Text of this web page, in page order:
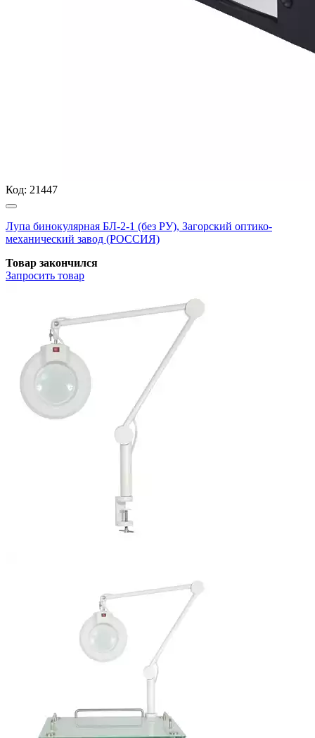
Код: 21447
Лупа бинокулярная БЛ-2-1 (без РУ), Загорский оптико-
механический завод (РОССИЯ)
Товар закончился
Запросить товар